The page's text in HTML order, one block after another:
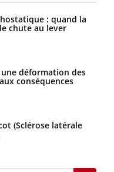
: quand la
chute au lever
déformation des
conséquences
(Sclérose latérale